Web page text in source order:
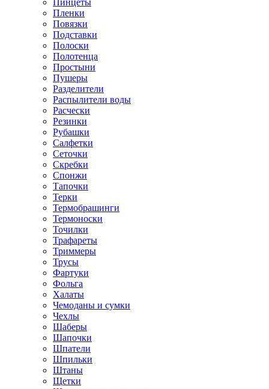
Пинцеты
Пленки
Повязки
Подставки
Полоски
Полотенца
Простыни
Пушеры
Разделители
Распылители воды
Расчески
Резинки
Рубашки
Салфетки
Сеточки
Скребки
Спонжи
Тапочки
Терки
Термобрашинги
Термоноски
Точилки
Трафареты
Триммеры
Трусы
Фартуки
Фольга
Халаты
Чемоданы и сумки
Чехлы
Шаберы
Шапочки
Шпатели
Шпильки
Штаны
Щетки